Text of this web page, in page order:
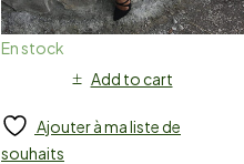
En stock
Add to cart
Ajouter à ma liste de
souhaits